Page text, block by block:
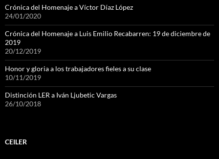
Crónica del Homenaje a Víctor Díaz López
24/01/2020
Crónica del Homenaje a Luis Emilio Recabarren: 19 de diciembre de
2019
20/12/2019
Honor y gloria a los trabajadores fieles a su clase
10/11/2019
Distinción LER a Iván Ljubetic Vargas
26/10/2018
CEILER